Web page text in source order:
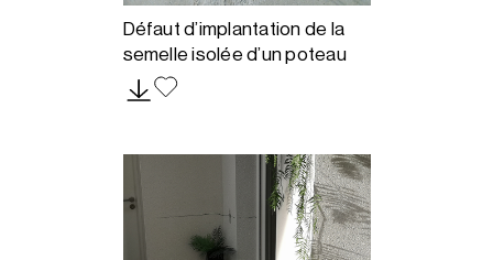
Défaut d’implantation de la
semelle isolée d’un poteau